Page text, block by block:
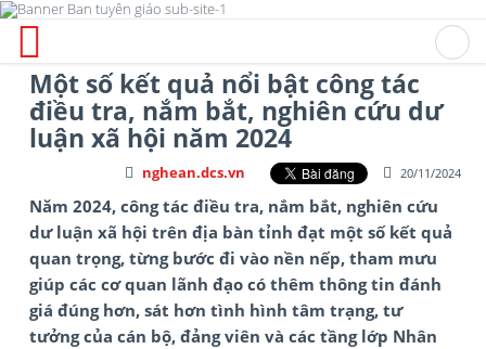
Một số kết quả nổi bật công tác
điều tra, nắm bắt, nghiên cứu dư
luận xã hội năm 2024
20/11/2024
nghean.dcs.vn
Năm 2024, công tác điều tra, nắm bắt, nghiên cứu
dư luận xã hội trên địa bàn tỉnh đạt một số kết quả
quan trọng, từng bước đi vào nền nếp, tham mưu
giúp các cơ quan lãnh đạo có thêm thông tin đánh
giá đúng hơn, sát hơn tình hình tâm trạng, tư
tưởng của cán bộ, đảng viên và các tầng lớp Nhân